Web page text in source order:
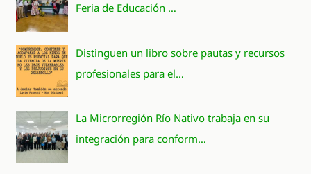
Feria de Educación …
Distinguen un libro sobre pautas y recursos
profesionales para el…
La Microrregión Río Nativo trabaja en su
integración para conform…